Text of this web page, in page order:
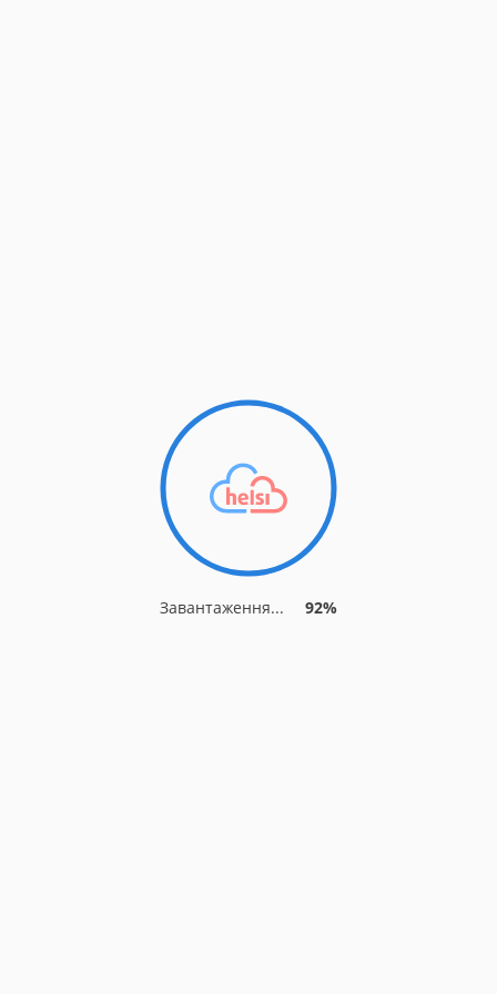
Завантаження... 92%